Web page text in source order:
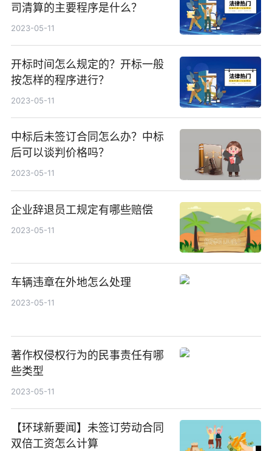
司清算的主要程序是什么？
2023-05-11
开标时间怎么规定的？开标一般
按怎样的程序进行？
2023-05-11
中标后未签订合同怎么办？中标
后可以谈判价格吗？
2023-05-11
企业辞退员工规定有哪些赔偿
2023-05-11
车辆违章在外地怎么处理
2023-05-11
著作权侵权行为的民事责任有哪
些类型
2023-05-11
【环球新要闻】未签订劳动合同
双倍工资怎么计算